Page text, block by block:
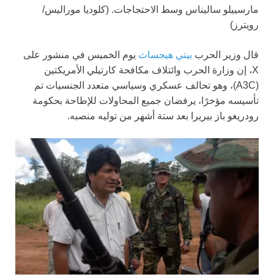
مارسييلو ساليناس وسط الاحتجاجات. (كلوديا موراليس/
رويترز)
قال وزير الحرب بيتي هيجساث يوم الخميس في منشور على
X، إن وزارة الحرب وائتلاف مكافحة كارتيلي الأمريكتين
(A3C)، وهو تحالف عسكري وسياسي متعدد الجنسيات تم
تأسيسه مؤخرًا، يرفضان جميع المحاولات للإطاحة بحكومة
رودريغو باز بيريرا بعد ستة أشهر من توليه منصبه.